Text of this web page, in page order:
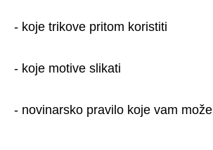
- koje trikove pritom koristiti
- koje motive slikati
- novinarsko pravilo koje vam